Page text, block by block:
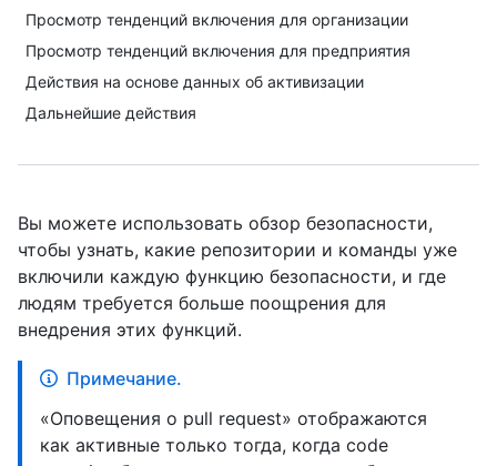
Просмотр тенденций включения для организации
Просмотр тенденций включения для предприятия
Действия на основе данных об активизации
Дальнейшие действия
Вы можете использовать обзор безопасности,
чтобы узнать, какие репозитории и команды уже
включили каждую функцию безопасности, и где
людям требуется больше поощрения для
внедрения этих функций.
Примечание.
«Оповещения о pull request» отображаются
как активные только тогда, когда code